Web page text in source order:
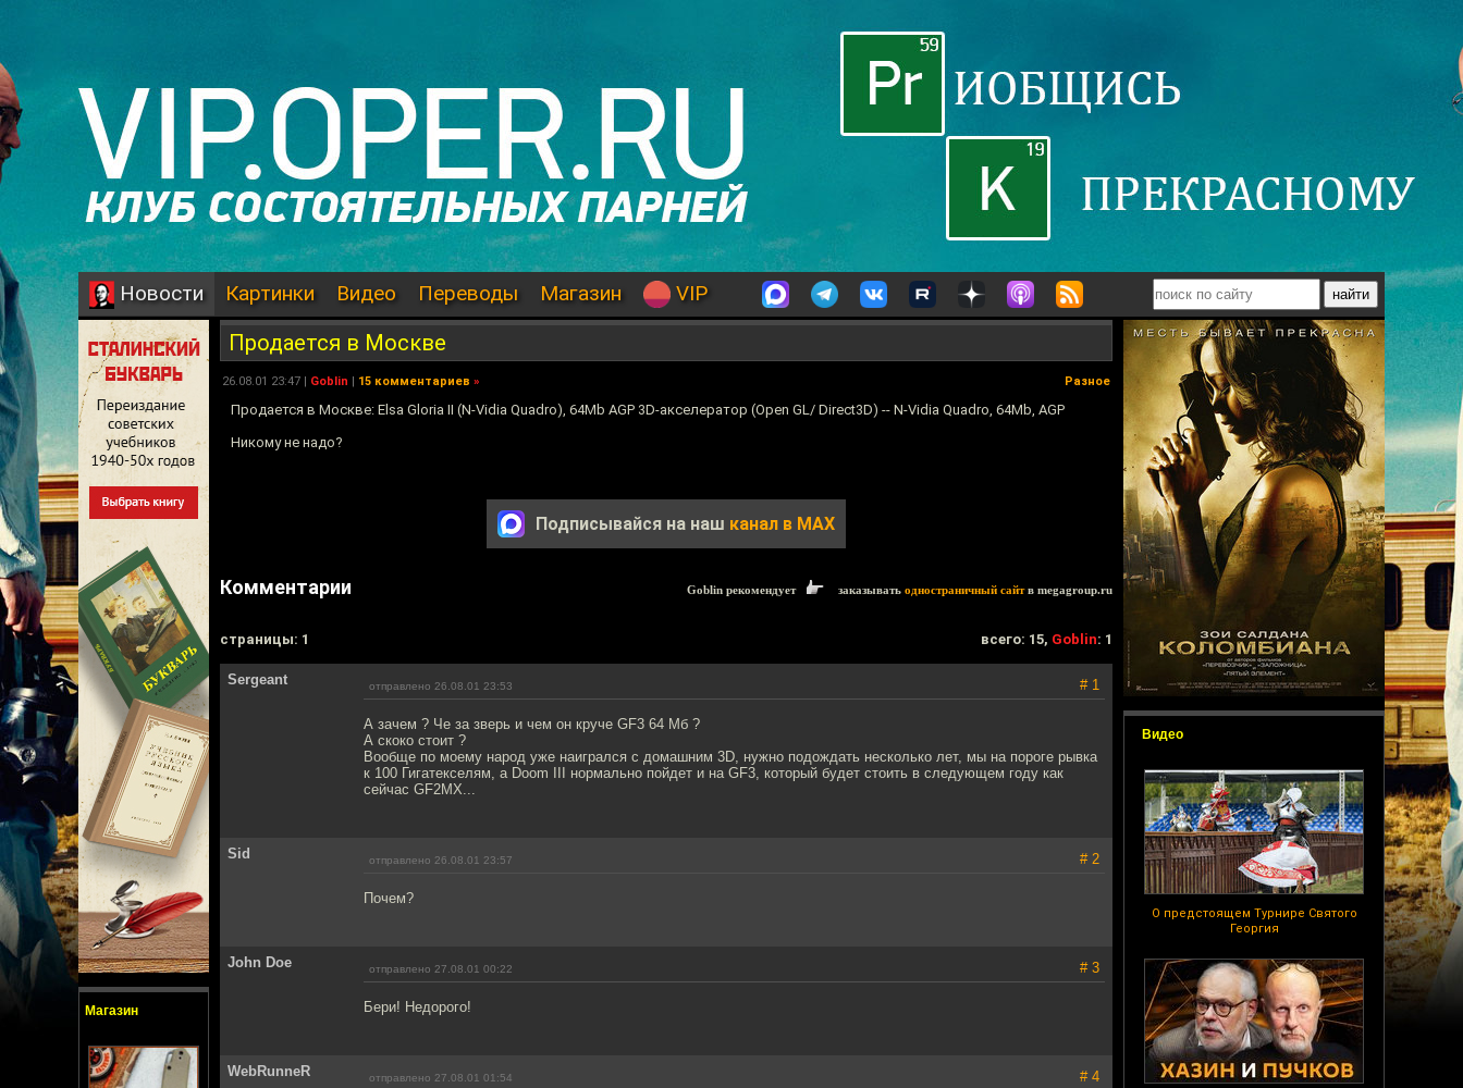
Новости Картинки Видео Переводы Магазин VIP
Магазин
Видео
О предстоящем Турнире Святого
Георгия
Продается в Москве
26.08.01 23:47 | Goblin | 15 комментариев » Разное
Продается в Москве: Elsa Gloria II (N-Vidia Quadro), 64Mb AGP 3D-акселератор (Open GL/ Direct3D) -- N-Vidia Quadro, 64Mb, AGP
Никому не надо?
Подписывайся на наш канал в MAX
Комментарии Goblin рекомендует заказывать одностраничный сайтв megagroup.ru
cтраницы: 1 всего: 15, Goblin: 1
Sergeant отправлено 26.08.01 23:53 # 1
А зачем ? Че за зверь и чем он круче GF3 64 Мб ?
А скоко стоит ?
Вообще по моему народ уже наигрался с домашним 3D, нужно подождать несколько лет, мы на пороге рывка
к 100 Гигатекселям, а Doom III нормально пойдет и на GF3, который будет стоить в следующем году как
сейчас GF2MX...
Sid отправлено 26.08.01 23:57 # 2
Почем?
John Doe отправлено 27.08.01 00:22 # 3
Бери! Недорого!
WebRunneR отправлено 27.08.01 01:54 # 4